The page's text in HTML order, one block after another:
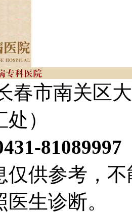
春市南关区
）
81089997
仅供参考，
生诊断。